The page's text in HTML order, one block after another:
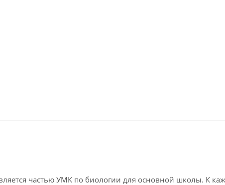
частью УМК по биологии для основной школы. К